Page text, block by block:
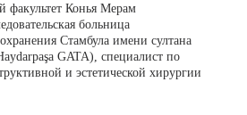
факультет Конья Мерам
больница
Стамбула имени султана
GATA), специалист по
и эстетической хирургии